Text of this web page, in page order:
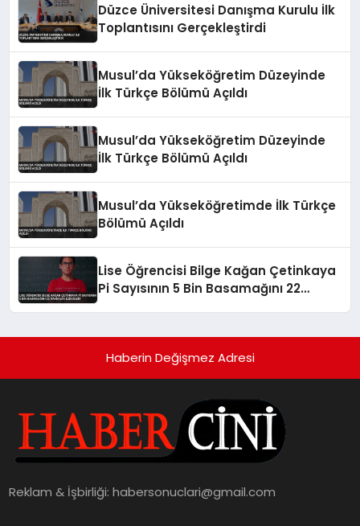
Düzce Üniversitesi Danışma Kurulu İlk
Toplantısını Gerçekleştirdi
Musul’da Yükseköğretim Düzeyinde
İlk Türkçe Bölümü Açıldı
Musul’da Yükseköğretim Düzeyinde
İlk Türkçe Bölümü Açıldı
Musul’da Yükseköğretimde İlk Türkçe
Bölümü Açıldı
Lise Öğrencisi Bilge Kağan Çetinkaya
Pi Sayısının 5 Bin Basamağını 22
Haberin Değişmez Adresi
Reklam & İşbirliği:habersonuclari@gmail.com